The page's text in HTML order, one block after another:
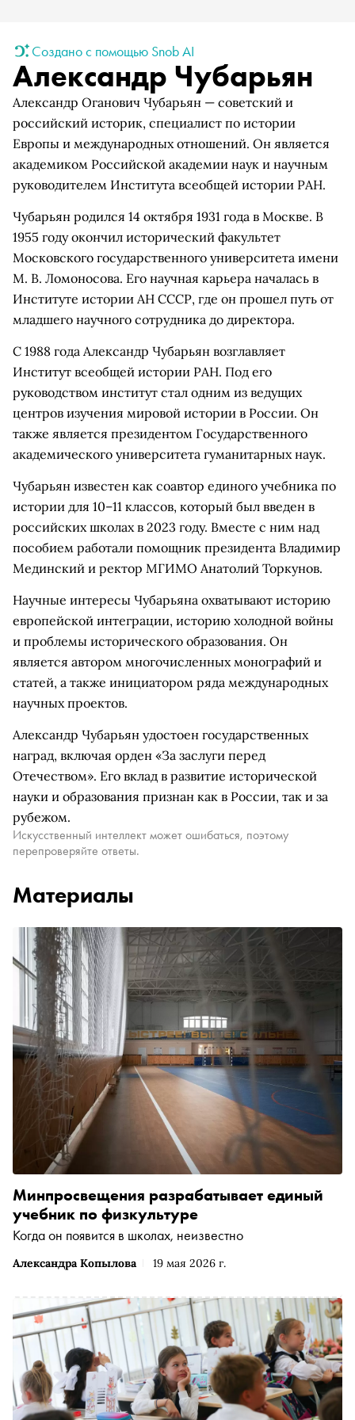
Создано с помощью Snob AI
Александр Чубарьян
Александр Оганович Чубарьян — советский и
российский историк, специалист по истории
Европы и международных отношений. Он является
академиком Российской академии наук и научным
руководителем Института всеобщей истории РАН.
Чубарьян родился 14 октября 1931 года в Москве. В
1955 году окончил исторический факультет
Московского государственного университета имени
М. В. Ломоносова. Его научная карьера началась в
Институте истории АН СССР, где он прошел путь от
младшего научного сотрудника до директора.
С 1988 года Александр Чубарьян возглавляет
Институт всеобщей истории РАН. Под его
руководством институт стал одним из ведущих
центров изучения мировой истории в России. Он
также является президентом Государственного
академического университета гуманитарных наук.
Чубарьян известен как соавтор единого учебника по
истории для 10–11 классов, который был введен в
российских школах в 2023 году. Вместе с ним над
пособием работали помощник президента Владимир
Мединский и ректор МГИМО Анатолий Торкунов.
Научные интересы Чубарьяна охватывают историю
европейской интеграции, историю холодной войны
и проблемы исторического образования. Он
является автором многочисленных монографий и
статей, а также инициатором ряда международных
научных проектов.
Александр Чубарьян удостоен государственных
наград, включая орден «За заслуги перед
Отечеством». Его вклад в развитие исторической
науки и образования признан как в России, так и за
рубежом.
Искусственный интеллект может ошибаться, поэтому
перепроверяйте ответы.
Материалы
Александра Копылова 19 мая 2026 г.
Минпросвещения разрабатывает единый
учебник по физкультуре
Когда он появится в школах, неизвестно